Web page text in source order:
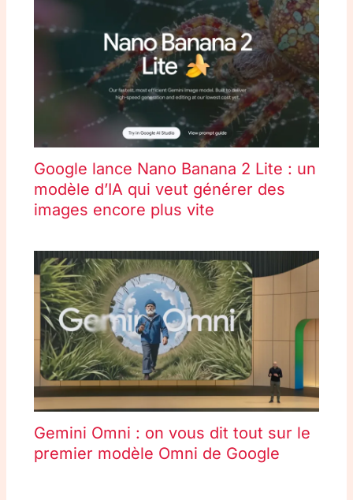
Google lance Nano Banana 2 Lite : un
modèle d’IA qui veut générer des
images encore plus vite
Gemini Omni : on vous dit tout sur le
premier modèle Omni de Google